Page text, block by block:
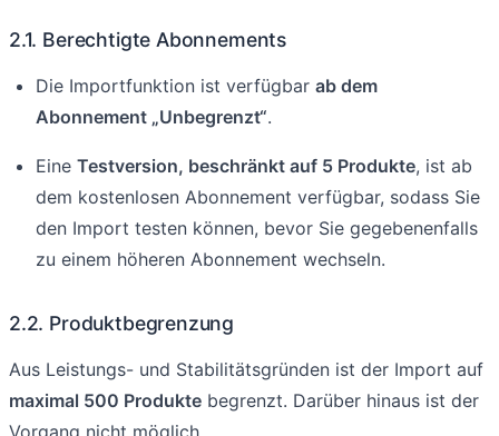
2.1. Berechtigte Abonnements
Die Importfunktion ist verfügbar ab dem
Abonnement „Unbegrenzt“.
Eine Testversion, beschränkt auf 5 Produkte, ist ab
dem kostenlosen Abonnement verfügbar, sodass Sie
den Import testen können, bevor Sie gegebenenfalls
zu einem höheren Abonnement wechseln.
2.2. Produktbegrenzung
Aus Leistungs- und Stabilitätsgründen ist der Import auf
maximal 500 Produkte begrenzt. Darüber hinaus ist der
Vorgang nicht möglich.